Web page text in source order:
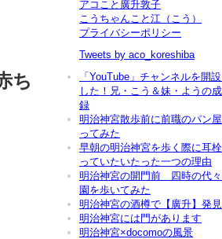
ち
アコこと廣升敦子
こうちゃんこと江（こう）
プライバシーポリシー
Tweets by aco_koreshiba
「YouTube」チャンネルを開
した！兄・こう＆妹・ようの
録
明治神宮散歩前に前職のパン
ってみた
早朝の明治神宮を歩く際に耳
っていたいたった一つの理由
明治神宮の開門前 四時の代
園を歩いてみた
明治神宮の酒樽で【廣升】発見
明治神宮には門があります
明治神宮×docomoの風景